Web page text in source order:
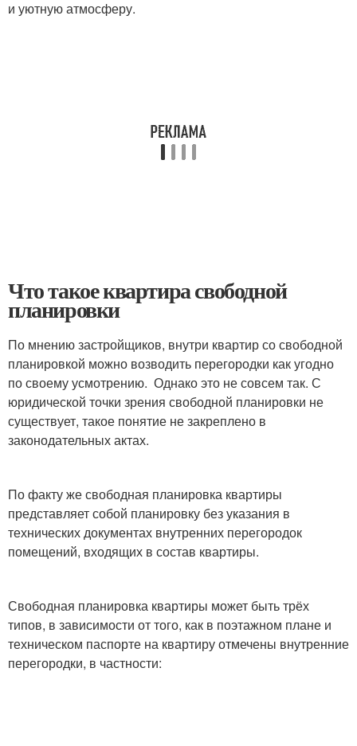
и уютную атмосферу.
Что такое квартира свободной
планировки
По мнению застройщиков, внутри квартир со свободной
планировкой можно возводить перегородки как угодно
по своему усмотрению. Однако это не совсем так. С
юридической точки зрения свободной планировки не
существует, такое понятие не закреплено в
законодательных актах.
По факту же свободная планировка квартиры
представляет собой планировку без указания в
технических документах внутренних перегородок
помещений, входящих в состав квартиры.
Свободная планировка квартиры может быть трёх
типов, в зависимости от того, как в поэтажном плане и
техническом паспорте на квартиру отмечены внутренние
перегородки, в частности: